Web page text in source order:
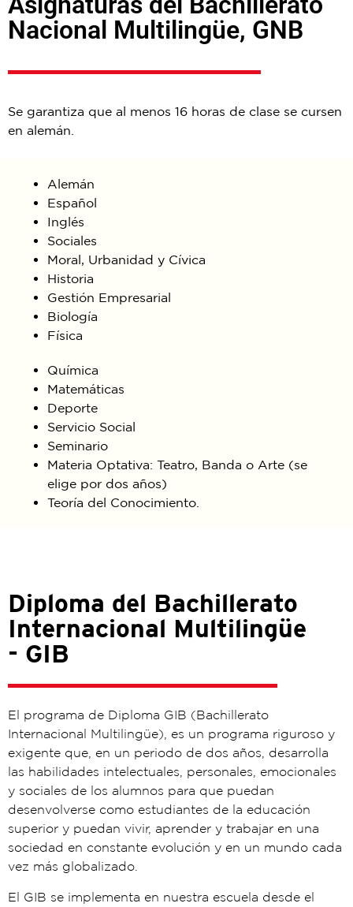
Nacional Multilingüe, GNB
Se garantiza que al menos 16 horas de clase se cursen
en alemán.
Alemán
Español
Inglés
Sociales
Moral, Urbanidad y Cívica
Historia
Gestión Empresarial
Biología
Física
Química
Matemáticas
Deporte
Servicio Social
Seminario
Materia Optativa: Teatro, Banda o Arte (se
elige por dos años)
Teoría del Conocimiento.
Diploma del Bachillerato
Internacional Multilingüe
- GIB
El programa de Diploma GIB (Bachillerato
Internacional Multilingüe), es un programa riguroso y
exigente que, en un periodo de dos años, desarrolla
las habilidades intelectuales, personales, emocionales
y sociales de los alumnos para que puedan
desenvolverse como estudiantes de la educación
superior y puedan vivir, aprender y trabajar en una
sociedad en constante evolución y en un mundo cada
vez más globalizado.
El GIB se implementa en nuestra escuela desde el